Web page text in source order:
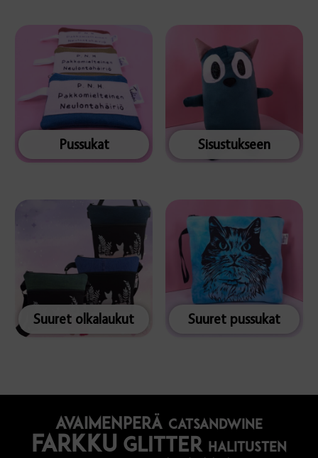
Pussukat Sisustukseen
Suuret olkalaukut Suuret pussukat
avaimenperä catsandwine
farkku glitter halitusten